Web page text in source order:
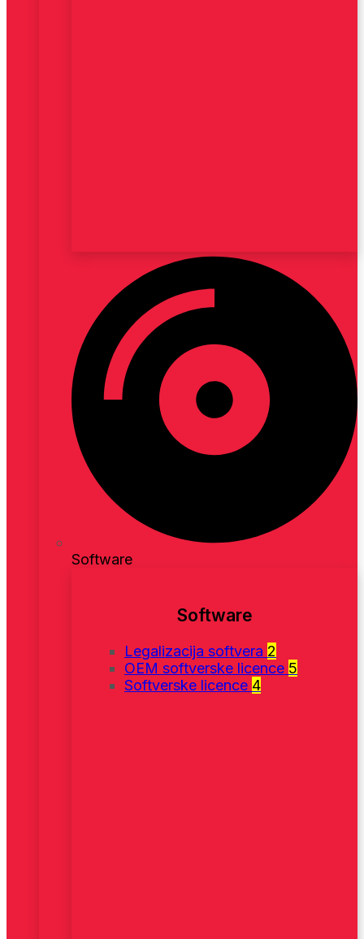
Software
Software
Legalizacija softvera 2
OEM softverske licence 5
Softverske licence 4